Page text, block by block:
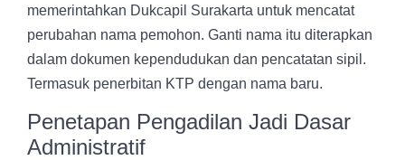
memerintahkan Dukcapil Surakarta untuk mencatat
perubahan nama pemohon. Ganti nama itu diterapkan
dalam dokumen kependudukan dan pencatatan sipil.
Termasuk penerbitan KTP dengan nama baru.
Penetapan Pengadilan Jadi Dasar
Administratif